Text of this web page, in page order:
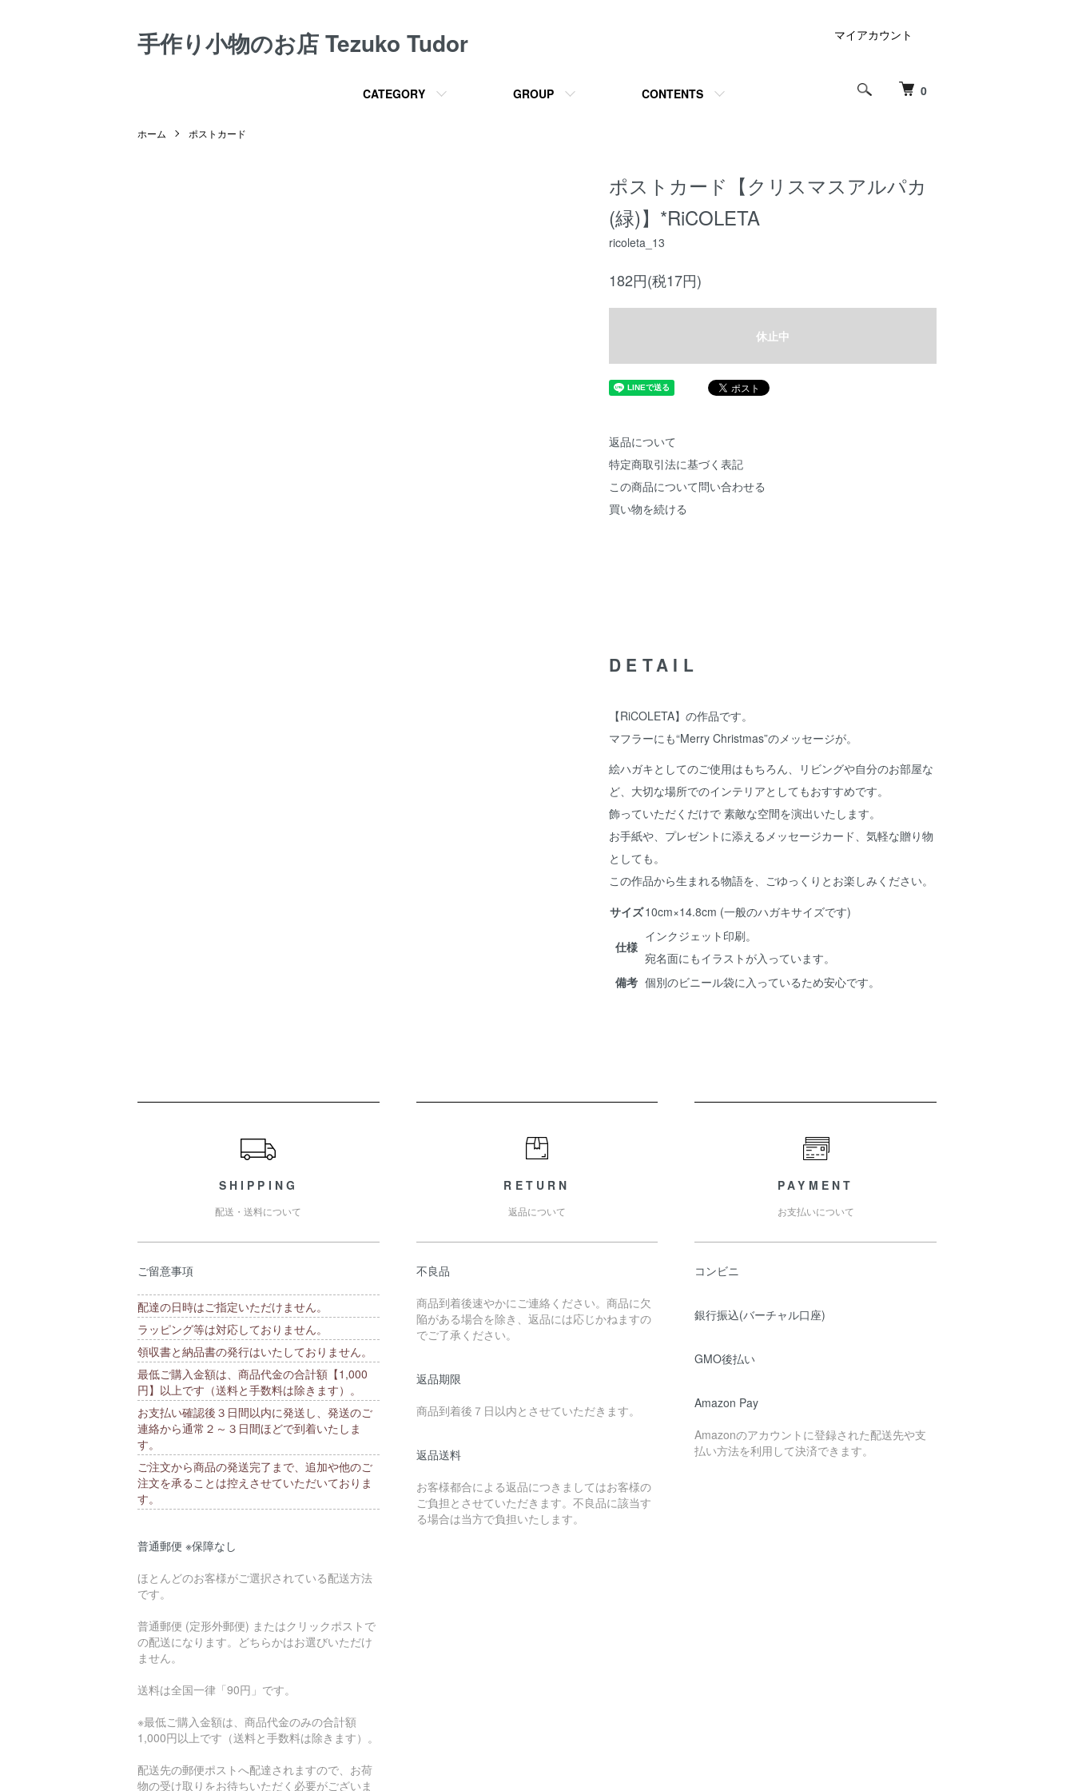
手作り小物のお店 Tezuko Tudor
0
CATEGORY GROUP CONTENTS
マイアカウント
ホーム ポストカード
ポストカード【クリスマスアルパカ
(緑)】*RiCOLETA
ricoleta_13
182円(税17円)
休止中
返品について
特定商取引法に基づく表記
この商品について問い合わせる
買い物を続ける
DETAIL
【RiCOLETA】の作品です。
マフラーにも“Merry Christmas”のメッセージが。
絵ハガキとしてのご使用はもちろん、リビングや自分のお部屋な
ど、大切な場所でのインテリアとしてもおすすめです。
飾っていただくだけで 素敵な空間を演出いたします。
お手紙や、プレゼントに添えるメッセージカード、気軽な贈り物
としても。
この作品から生まれる物語を、ごゆっくりとお楽しみください。
サイズ10cm×14.8cm (一般のハガキサイズです)
仕様
インクジェット印刷。
宛名面にもイラストが入っています。
備考 個別のビニール袋に入っているため安心です。
SHIPPING
配送・送料について
ご留意事項
配達の日時はご指定いただけません。
ラッピング等は対応しておりません。
領収書と納品書の発行はいたしておりません。
最低ご購入金額は、商品代金の合計額【1,000
円】以上です（送料と手数料は除きます）。
お支払い確認後３日間以内に発送し、発送のご
連絡から通常２～３日間ほどで到着いたしま
す。
ご注文から商品の発送完了まで、追加や他のご
注文を承ることは控えさせていただいておりま
す。
普通郵便 ※保障なし
ほとんどのお客様がご選択されている配送方法
です。
普通郵便 (定形外郵便) またはクリックポストで
の配送になります。どちらかはお選びいただけ
ません。
送料は全国一律「90円」です。
※最低ご購入金額は、商品代金のみの合計額
1,000円以上です（送料と手数料は除きます）。
配送先の郵便ポストへ配達されますので、お荷
物の受け取りをお待ちいただく必要がございま
RETURN
返品について
不良品
商品到着後速やかにご連絡ください。商品に欠
陥がある場合を除き、返品には応じかねますの
でご了承ください。
返品期限
商品到着後７日以内とさせていただきます。
返品送料
お客様都合による返品につきましてはお客様の
ご負担とさせていただきます。不良品に該当す
る場合は当方で負担いたします。
PAYMENT
お支払いについて
コンビニ
銀行振込(バーチャル口座)
GMO後払い
Amazon Pay
Amazonのアカウントに登録された配送先や支
払い方法を利用して決済できます。